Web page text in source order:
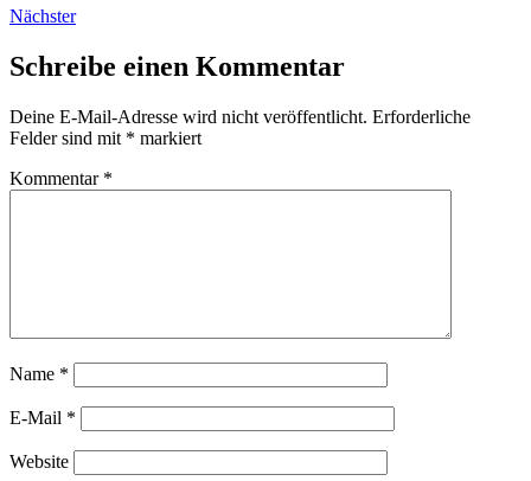
Nächster
Schreibe einen Kommentar
Deine E-Mail-Adresse wird nicht veröffentlicht. Erforderliche
Felder sind mit * markiert
Kommentar *
Name *
E-Mail *
Website